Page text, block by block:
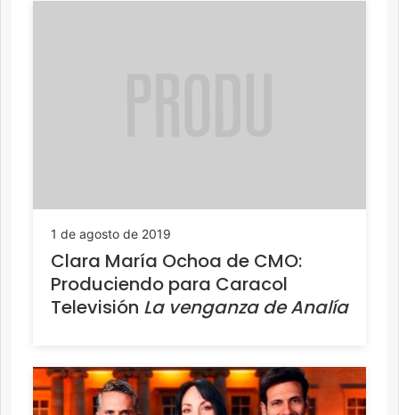
1 de agosto de 2019
Clara María Ochoa de CMO:
Produciendo para Caracol
Televisión La venganza de Analía